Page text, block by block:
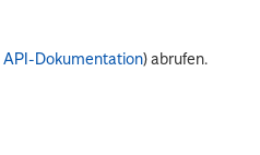
API-Dokumentation) abrufen.